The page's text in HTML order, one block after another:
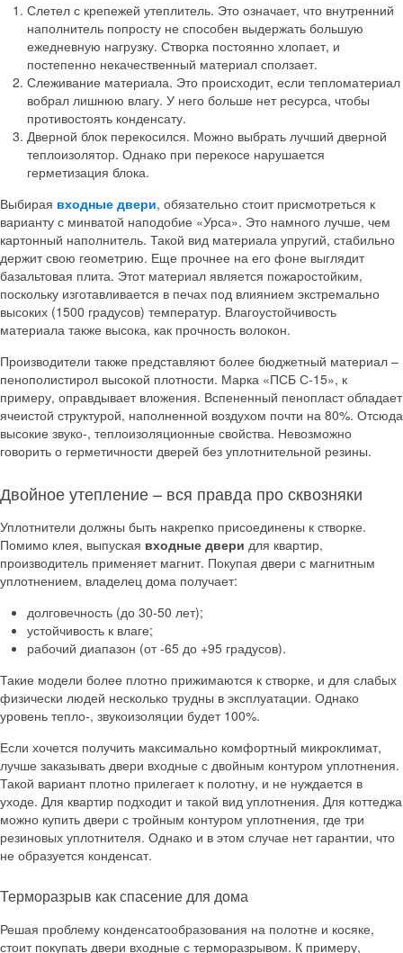
Слетел с крепежей утеплитель. Это означает, что внутренний
наполнитель попросту не способен выдержать большую
ежедневную нагрузку. Створка постоянно хлопает, и
постепенно некачественный материал сползает.
Слеживание материала. Это происходит, если тепломатериал
вобрал лишнюю влагу. У него больше нет ресурса, чтобы
противостоять конденсату.
Дверной блок перекосился. Можно выбрать лучший дверной
теплоизолятор. Однако при перекосе нарушается
герметизация блока.
Выбирая входные двери, обязательно стоит присмотреться к
варианту с минватой наподобие «Урса». Это намного лучше, чем
картонный наполнитель. Такой вид материала упругий, стабильно
держит свою геометрию. Еще прочнее на его фоне выглядит
базальтовая плита. Этот материал является пожаростойким,
поскольку изготавливается в печах под влиянием экстремально
высоких (1500 градусов) температур. Влагоустойчивость
материала также высока, как прочность волокон.
Производители также представляют более бюджетный материал –
пенополистирол высокой плотности. Марка «ПСБ С-15», к
примеру, оправдывает вложения. Вспененный пенопласт обладает
ячеистой структурой, наполненной воздухом почти на 80%. Отсюда
высокие звуко-, теплоизоляционные свойства. Невозможно
говорить о герметичности дверей без уплотнительной резины.
Двойное утепление – вся правда про сквозняки
Уплотнители должны быть накрепко присоединены к створке.
Помимо клея, выпуская входные двери для квартир,
производитель применяет магнит. Покупая двери с магнитным
уплотнением, владелец дома получает:
долговечность (до 30-50 лет);
устойчивость к влаге;
рабочий диапазон (от -65 до +95 градусов).
Такие модели более плотно прижимаются к створке, и для слабых
физически людей несколько трудны в эксплуатации. Однако
уровень тепло-, звукоизоляции будет 100%.
Если хочется получить максимально комфортный микроклимат,
лучше заказывать двери входные с двойным контуром уплотнения.
Такой вариант плотно прилегает к полотну, и не нуждается в
уходе. Для квартир подходит и такой вид уплотнения. Для коттеджа
можно купить двери с тройным контуром уплотнения, где три
резиновых уплотнителя. Однако и в этом случае нет гарантии, что
не образуется конденсат.
Терморазрыв как спасение для дома
Решая проблему конденсатообразования на полотне и косяке,
стоит покупать двери входные с терморазрывом. К примеру,